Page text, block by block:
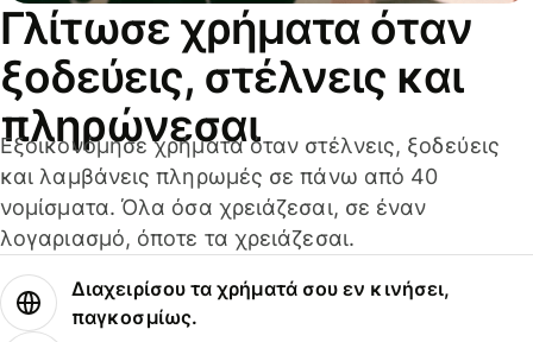
Γλίτωσε χρήματα όταν
ξοδεύεις, στέλνεις και
πληρώνεσαι
Εξοικονόμησε χρήματα όταν στέλνεις, ξοδεύεις
και λαμβάνεις πληρωμές σε πάνω από 40
νομίσματα. Όλα όσα χρειάζεσαι, σε έναν
λογαριασμό, όποτε τα χρειάζεσαι.
Διαχειρίσου τα χρήματά σου εν κινήσει,
παγκοσμίως.